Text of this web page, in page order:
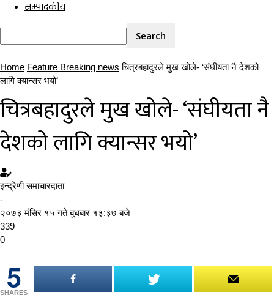
सम्पादकीय
Home Feature Breaking news चित्रबहादुरले मुख खोले- ‘संघीयता नै देशको
लागि क्यान्सर भयो’
चित्रबहादुरले मुख खोले- ‘संघीयता नै
देशको लागि क्यान्सर भयो’
इन्द्रेणी समाचारदाता
-
२०७३ मंसिर १५ गते बुधबार १३:३७ बजे
339
0
5
SHARES